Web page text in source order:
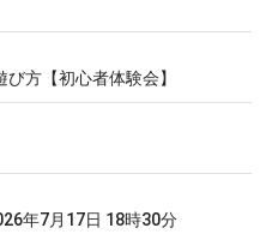
方【初心者体験会】
年7月17日 18時30分